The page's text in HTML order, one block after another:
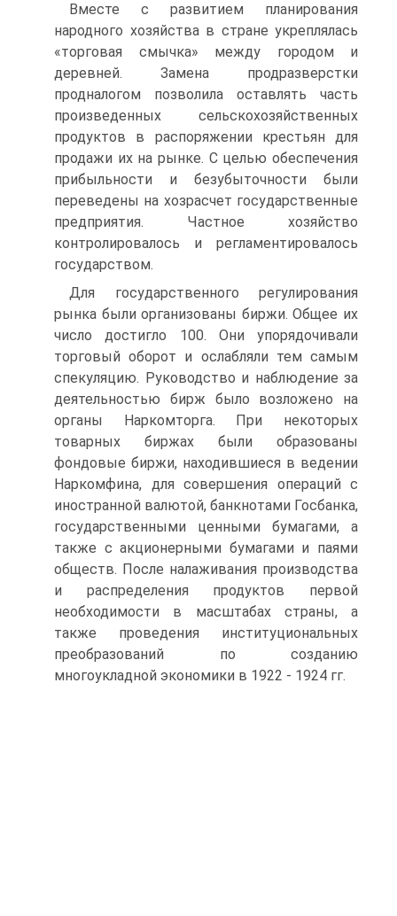
Вместе с развитием планирования
народного хозяйства в стране укреплялась
«торговая смычка» между городом и
деревней. Замена продразверстки
продналогом позволила оставлять часть
произведенных сельскохозяйственных
продуктов в распоряжении крестьян для
продажи их на рынке. С целью обеспечения
прибыльности и безубыточности были
переведены на хозрасчет государственные
предприятия. Частное хозяйство
контролировалось и регламентировалось
государством.
Для государственного регулирования
рынка были организованы биржи. Общее их
число достигло 100. Они упорядочивали
торговый оборот и ослабляли тем самым
спекуляцию. Руководство и наблюдение за
деятельностью бирж было возложено на
органы Наркомторга. При некоторых
товарных биржах были образованы
фондовые биржи, находившиеся в ведении
Наркомфина, для совершения операций с
иностранной валютой, банкнотами Госбанка,
государственными ценными бумагами, а
также с акционерными бумагами и паями
обществ. После налаживания производства
и распределения продуктов первой
необходимости в масштабах страны, а
также проведения институциональных
преобразований по созданию
многоукладной экономики в 1922 - 1924 гг.